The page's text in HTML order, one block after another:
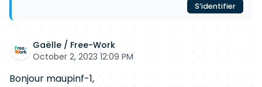
S’identifier
Gaëlle / Free-Work
October 2, 2023 12:09 PM
Bonjour maupinf-1,